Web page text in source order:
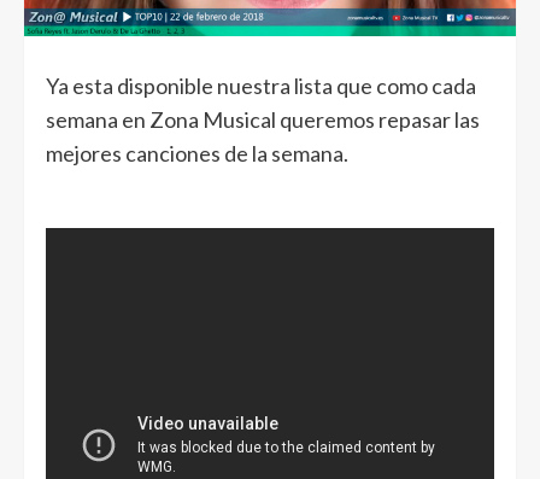
Ya esta disponible nuestra lista que como cada
semana en Zona Musical queremos repasar las
mejores canciones de la semana.